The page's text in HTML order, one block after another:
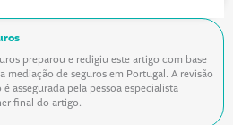
preparou e redigiu este artigo com base
mediação de seguros em Portugal. A revisão
assegurada pela pessoa especialista
final do artigo.